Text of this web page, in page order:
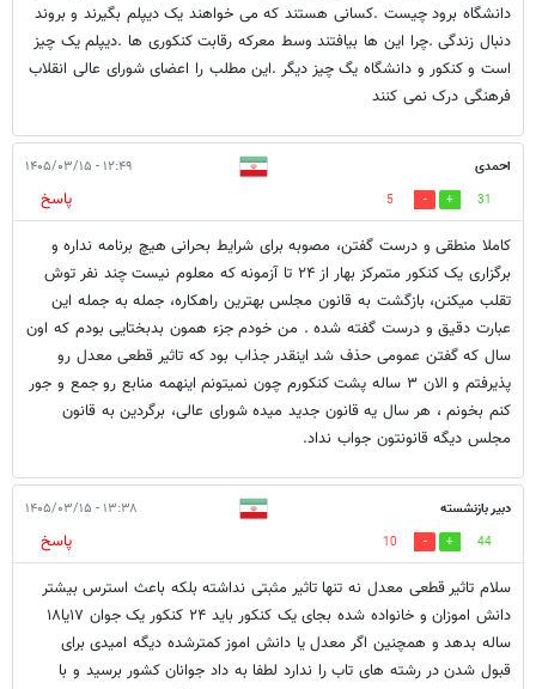
دانشگاه برود چیست .کسانی هستند که می خواهند یک دیپلم بگیرند و بروند
دنبال زندگی .چرا این ها بیافتند وسط معرکه رقابت کنکوری ها .دیپلم یک چیز
است و کنکور و دانشگاه یگ چیز دیگر .این مطلب را اعضای شورای عالی انقلاب
فرهنگی درک نمی کنند
احمدی ۱۲:۴۹ - ۱۴۰۵/۰۳/۱۵
31
5
پاسخ
کاملا منطقی و درست گفتن، مصوبه برای شرایط بحرانی هیچ برنامه‌ نداره و
برگزاری یک کنکور متمرکز بهار از ۲۴ تا آزمونه که معلوم نیست چند نفر توش
تقلب میکنن، بازگشت به قانون مجلس بهترین راهکاره، جمله به جمله این
عبارت دقیق و درست گفته شده . من خودم جزء همون بدبختایی بودم که اون
سال که گفتن عمومی حذف شد اینقدر جذاب بود که تاثیر قطعی معدل رو
پذیرفتم و الان ۳ ساله پشت کنکورم چون نمیتونم اینهمه منابع رو جمع و جور
کنم بخونم ، هر سال یه قانون جدید میده شورای عالی، برگردین به قانون
مجلس دیگه قانونتون جواب نداد.
دبیر بازنشسته ۱۳:۳۸ - ۱۴۰۵/۰۳/۱۵
44
10
پاسخ
سلام تاثیر قطعی معدل نه تنها تاثیر مثبتی نداشته بلکه باعث استرس بیشتر
دانش اموزان و خانواده شده بجای یک کنکور باید ۲۴ کنکور یک جوان ۱۷یا۱۸
ساله بدهد و همچنین اگر معدل یا دانش اموز کمترشده دیگه امیدی برای
قبول شدن در رشته های تاب را ندارد لطفا به داد جوانان کشور برسید و با